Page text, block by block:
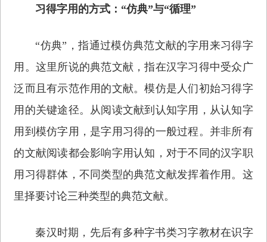
习得字用的方式：“仿典”与“循理”
“仿典”，指通过模仿典范文献的字用来习得字
用。这里所说的典范文献，指在汉字习得中受众广
泛而且有示范作用的文献。模仿是人们初始习得字
用的关键途径。从阅读文献到认知字用，从认知字
用到模仿字用，是字用习得的一般过程。并非所有
的文献阅读都会影响字用认知，对于不同的汉字职
用习得群体，不同类型的典范文献发挥着作用。这
里择要讨论三种类型的典范文献。
秦汉时期，先后有多种字书类习字教材在识字